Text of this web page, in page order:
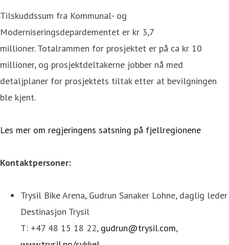
Tilskuddssum fra Kommunal- og
Moderniseringsdepardementet er kr 3,7
millioner. Totalrammen for prosjektet er på ca kr 10
millioner, og prosjektdeltakerne jobber nå med
detaljplaner for prosjektets tiltak etter at bevilgningen
ble kjent.
Les mer om regjeringens satsning på fjellregionene
Kontaktpersoner:
Trysil Bike Arena, Gudrun Sanaker Lohne, daglig leder
Destinasjon Trysil
T: +47 48 15 18 22, gudrun@trysil.com,